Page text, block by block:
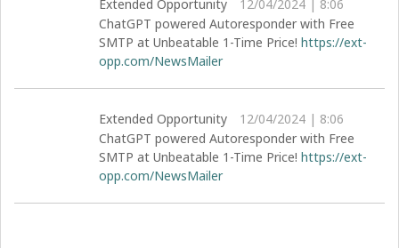
Extended Opportunity
12/04/2024 | 8:06
ChatGPT powered Autoresponder with Free
SMTP at Unbeatable 1-Time Price!https://ext-
opp.com/NewsMailer
Extended Opportunity
12/04/2024 | 8:06
ChatGPT powered Autoresponder with Free
SMTP at Unbeatable 1-Time Price!https://ext-
opp.com/NewsMailer